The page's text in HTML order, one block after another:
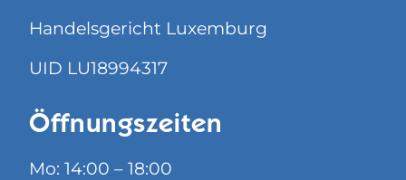
Handelsgericht Luxemburg
UID LU18994317
Öffnungszeiten
Mo: 14:00 – 18:00